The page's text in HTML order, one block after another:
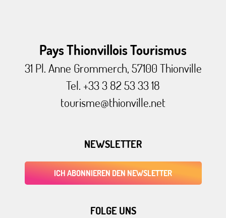
Pays Thionvillois Tourismus
31 Pl. Anne Grommerch, 57100 Thionville
Tel. +33 3 82 53 33 18
tourisme@thionville.net
NEWSLETTER
ICH ABONNIEREN DEN NEWSLETTER
FOLGE UNS